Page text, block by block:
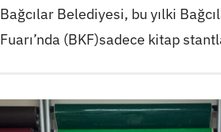
Bağcılar Belediyesi, bu yılki
Fuarı’nda (BKF)sadece kitap